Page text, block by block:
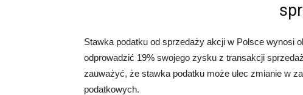
Stawka podatku od sprzedaży akcji w Polsce wynosi
odprowadzić 19% swojego zysku z transakcji
zauważyć, że stawka podatku może ulec zmianie w
podatkowych.